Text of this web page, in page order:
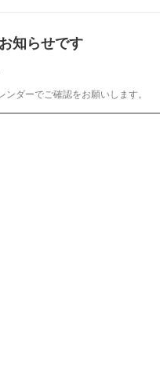
知らせです
ンダーでご確認をお願いします。